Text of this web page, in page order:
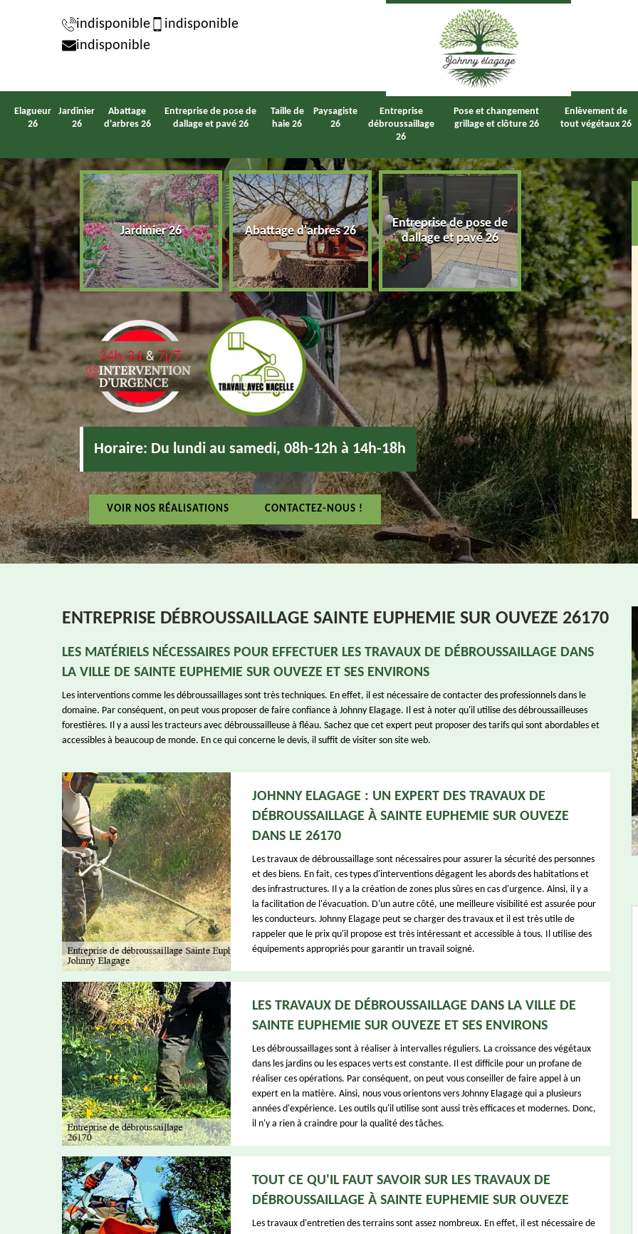
indisponible
indisponible
indisponible
Elagueur
26
Jardinier
26
Abattage
d'arbres 26
Entreprise de pose de
dallage et pavé 26
Taille de
haie 26
Paysagiste
26
Entreprise
débroussaillage
26
Pose et changement
grillage et clôture 26
Enlèvement de
tout végétaux 26
26 Jardinier 26 Abattage d'arbres 26
Entreprise de pose de
dallage et pavé 26
Taille de haie 26
Horaire: Du lundi au samedi, 08h-12h à 14h-18h
VOIR NOS RÉALISATIONS CONTACTEZ-NOUS !
ENTREPRISE DÉBROUSSAILLAGE SAINTE EUPHEMIE SUR OUVEZE 26170
LES MATÉRIELS NÉCESSAIRES POUR EFFECTUER LES TRAVAUX DE DÉBROUSSAILLAGE DANS
LA VILLE DE SAINTE EUPHEMIE SUR OUVEZE ET SES ENVIRONS
Les interventions comme les débroussaillages sont très techniques. En effet, il est nécessaire de contacter des professionnels dans le
domaine. Par conséquent, on peut vous proposer de faire confiance à Johnny Elagage. Il est à noter qu'il utilise des débroussailleuses
forestières. Il y a aussi les tracteurs avec débroussailleuse à fléau. Sachez que cet expert peut proposer des tarifs qui sont abordables et
accessibles à beaucoup de monde. En ce qui concerne le devis, il suffit de visiter son site web.
JOHNNY ELAGAGE : UN EXPERT DES TRAVAUX DE
DÉBROUSSAILLAGE À SAINTE EUPHEMIE SUR OUVEZE
DANS LE 26170
Les travaux de débroussaillage sont nécessaires pour assurer la sécurité des personnes
et des biens. En fait, ces types d'interventions dégagent les abords des habitations et
des infrastructures. Il y a la création de zones plus sûres en cas d'urgence. Ainsi, il y a
la facilitation de l'évacuation. D'un autre côté, une meilleure visibilité est assurée pour
les conducteurs. Johnny Elagage peut se charger des travaux et il est très utile de
rappeler que le prix qu'il propose est très intéressant et accessible à tous. Il utilise des
équipements appropriés pour garantir un travail soigné.
LES TRAVAUX DE DÉBROUSSAILLAGE DANS LA VILLE DE
SAINTE EUPHEMIE SUR OUVEZE ET SES ENVIRONS
Les débroussaillages sont à réaliser à intervalles réguliers. La croissance des végétaux
dans les jardins ou les espaces verts est constante. Il est difficile pour un profane de
réaliser ces opérations. Par conséquent, on peut vous conseiller de faire appel à un
expert en la matière. Ainsi, nous vous orientons vers Johnny Elagage qui a plusieurs
années d'expérience. Les outils qu'il utilise sont aussi très efficaces et modernes. Donc,
il n'y a rien à craindre pour la qualité des tâches.
TOUT CE QU'IL FAUT SAVOIR SUR LES TRAVAUX DE
DÉBROUSSAILLAGE À SAINTE EUPHEMIE SUR OUVEZE
Les travaux d'entretien des terrains sont assez nombreux. En effet, il est nécessaire de